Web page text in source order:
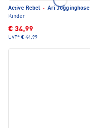
Active Rebel · Ari Jogginghose
Kinder
€ 34,99
UVP* € 44,99